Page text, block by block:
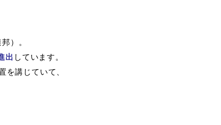
）。
出 しています。
を講じていて、